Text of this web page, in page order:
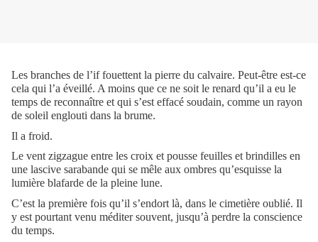
Les branches de l’if fouettent la pierre du calvaire. Peut-être est-ce
cela qui l’a éveillé. A moins que ce ne soit le renard qu’il a eu le
temps de reconnaître et qui s’est effacé soudain, comme un rayon
de soleil englouti dans la brume.
Il a froid.
Le vent zigzague entre les croix et pousse feuilles et brindilles en
une lascive sarabande qui se mêle aux ombres qu’esquisse la
lumière blafarde de la pleine lune.
C’est la première fois qu’il s’endort là, dans le cimetière oublié. Il
y est pourtant venu méditer souvent, jusqu’à perdre la conscience
du temps.